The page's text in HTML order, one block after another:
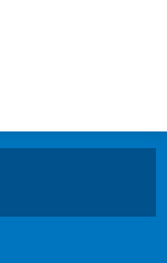
für ihre Online-Sichtbarkeit